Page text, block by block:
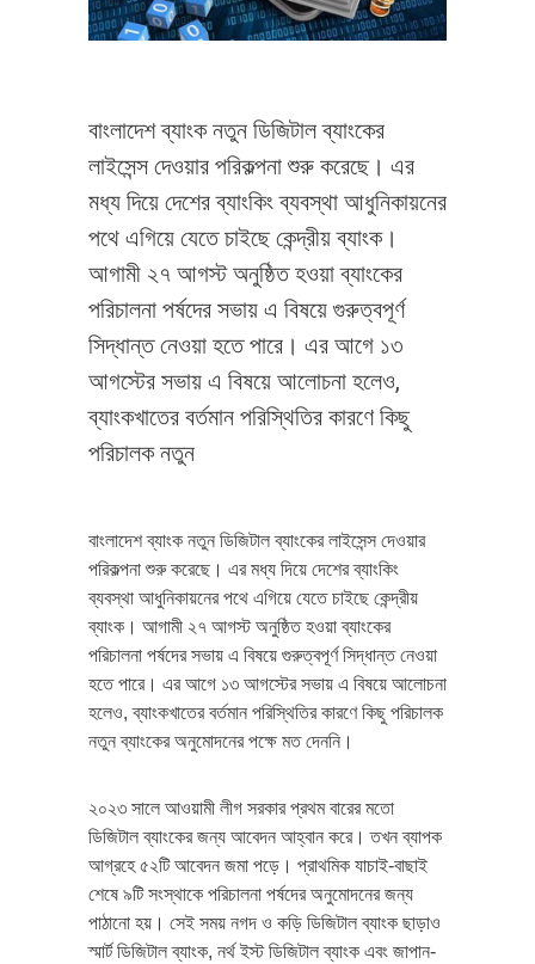
বাংলাদেশ ব্যাংক নতুন ডিজিটাল ব্যাংকের
লাইসেন্স দেওয়ার পরিকল্পনা শুরু করেছে। এর
মধ্য দিয়ে দেশের ব্যাংকিং ব্যবস্থা আধুনিকায়নের
পথে এগিয়ে যেতে চাইছে কেন্দ্রীয় ব্যাংক।
আগামী ২৭ আগস্ট অনুষ্ঠিত হওয়া ব্যাংকের
পরিচালনা পর্ষদের সভায় এ বিষয়ে গুরুত্বপূর্ণ
সিদ্ধান্ত নেওয়া হতে পারে। এর আগে ১৩
আগস্টের সভায় এ বিষয়ে আলোচনা হলেও,
ব্যাংকখাতের বর্তমান পরিস্থিতির কারণে কিছু
পরিচালক নতুন
বাংলাদেশ ব্যাংক নতুন ডিজিটাল ব্যাংকের লাইসেন্স দেওয়ার
পরিকল্পনা শুরু করেছে। এর মধ্য দিয়ে দেশের ব্যাংকিং
ব্যবস্থা আধুনিকায়নের পথে এগিয়ে যেতে চাইছে কেন্দ্রীয়
ব্যাংক। আগামী ২৭ আগস্ট অনুষ্ঠিত হওয়া ব্যাংকের
পরিচালনা পর্ষদের সভায় এ বিষয়ে গুরুত্বপূর্ণ সিদ্ধান্ত নেওয়া
হতে পারে। এর আগে ১৩ আগস্টের সভায় এ বিষয়ে আলোচনা
হলেও, ব্যাংকখাতের বর্তমান পরিস্থিতির কারণে কিছু পরিচালক
নতুন ব্যাংকের অনুমোদনের পক্ষে মত দেননি।
২০২৩ সালে আওয়ামী লীগ সরকার প্রথম বারের মতো
ডিজিটাল ব্যাংকের জন্য আবেদন আহ্বান করে। তখন ব্যাপক
আগ্রহে ৫২টি আবেদন জমা পড়ে। প্রাথমিক যাচাই-বাছাই
শেষে ৯টি সংস্থাকে পরিচালনা পর্ষদের অনুমোদনের জন্য
পাঠানো হয়। সেই সময় নগদ ও কড়ি ডিজিটাল ব্যাংক ছাড়াও
স্মার্ট ডিজিটাল ব্যাংক, নর্থ ইস্ট ডিজিটাল ব্যাংক এবং জাপান-